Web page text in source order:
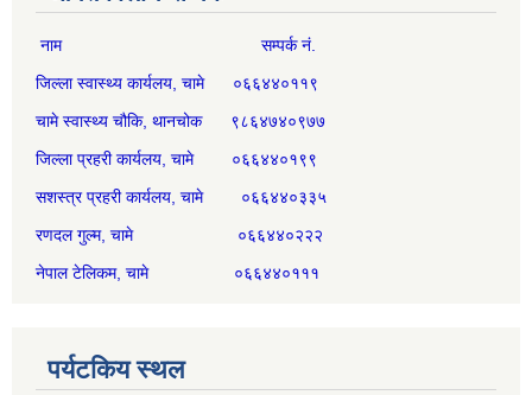
नाम सम्पर्क नं.
जिल्ला स्वास्थ्य कार्यलय, चामे ०६६४४०११९
चामे स्वास्थ्य चौकि, थानचोक ९८६४७४०९७७
जिल्ला प्रहरी कार्यलय, चामे ०६६४४०१९९
सशस्त्र प्रहरी कार्यलय, चामे ०६६४४०३३५
रणदल गुल्म, चामे ०६६४४०२२२
नेपाल टेलिकम, चामे ०६६४४०१११
पर्यटकिय स्थल